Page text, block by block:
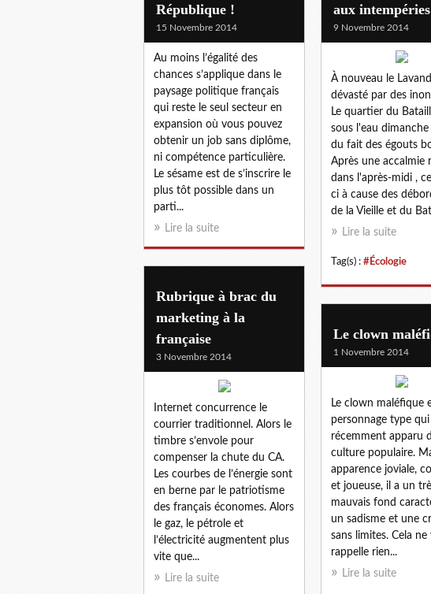
République !
15 Novembre 2014
Au moins l’égalité des
chances s’applique dans le
paysage politique français
qui reste le seul secteur en
expansion où vous pouvez
obtenir un job sans diplôme,
ni compétence particulière.
Le sésame est de s’inscrire le
plus tôt possible dans un
parti...
Lire la suite
aux
9 Novembre 2014
À nouveau le
dévasté par des
Le quartier du
sous l'eau
du fait des égouts
Après une accalmie
dans l'après-midi ,
ci à cause des
de la Vieille et du
Lire la suite
Tag(s) : #Écologie
Rubrique à brac du
marketing à la
française
3 Novembre 2014
Internet concurrence le
courrier traditionnel. Alors le
timbre s’envole pour
compenser la chute du CA.
Les courbes de l’énergie sont
en berne par le patriotisme
des français économes. Alors
le gaz, le pétrole et
l’électricité augmentent plus
vite que...
Lire la suite
Le clown
1 Novembre 2014
Le clown maléfique
personnage type
récemment apparu
culture populaire.
apparence joviale,
et joueuse, il a un
mauvais fond
un sadisme et une
sans limites. Cela ne
rappelle rien...
Lire la suite